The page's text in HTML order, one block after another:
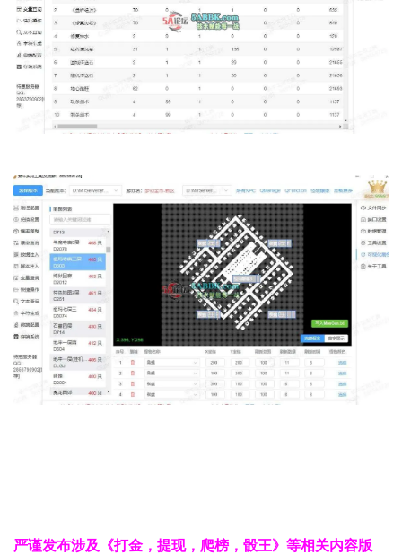
严谨发布涉及《打金，提现，爬榜，骰王》等相关内容版